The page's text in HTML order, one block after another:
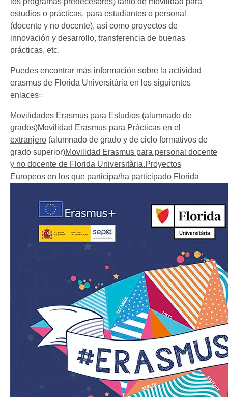
estudios o prácticas, para estudiantes o personal
(docente y no docente), así como proyectos de
innovación y desarrollo, transferencia de buenas
prácticas, etc.
Puedes encontrar más información sobre la actividad
erasmus de Florida Universitària en los siguientes
enlaces=
Movilidades Erasmus para Estudios (alumnado de
grados)Movilidad Erasmus para Prácticas en el
extranjero (alumnado de grado y de ciclo formativos de
grado superior)Movilidad Erasmus para personal docente
y no docente de Florida Universitària.Proyectos
Europeos en los que participa/ha participado Florida